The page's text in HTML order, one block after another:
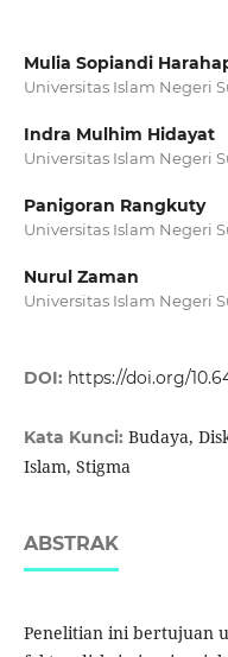
Mulia Sopiandi
Universitas Islam Negeri
Indra Mulhim Hidayat
Universitas Islam Negeri
Panigoran Rangkuty
Universitas Islam Negeri
Nurul Zaman
Universitas Islam Negeri
DOI: https://doi.org/
Kata Kunci: Budaya,
Islam, Stigma
ABSTRAK
Penelitian ini bertujuan